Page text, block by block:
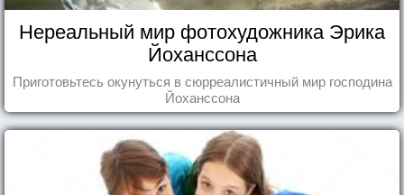
Нереальный мир фотохудожника Эрика
Йоханссона
Приготовьтесь окунуться в сюрреалистичный мир господина
Йоханссона